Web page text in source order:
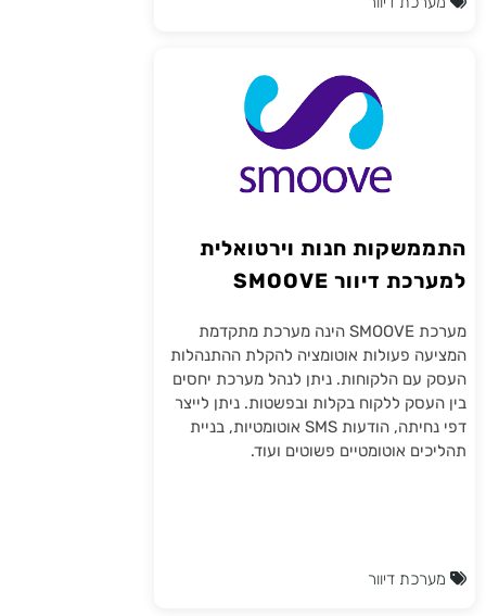
התממשקות חנות וירטואלית
למערכת דיוור SMOOVE
מערכת SMOOVE הינה מערכת מתקדמת
המציעה פעולות אוטומציה להקלת ההתנהלות
העסק עם הלקוחות. ניתן לנהל מערכת יחסים
בין העסק ללקוח בקלות ובפשטות. ניתן לייצר
דפי נחיתה, הודעות SMS אוטומטיות, בניית
תהליכים אוטומטיים פשוטים ועוד.
מערכת דיוור